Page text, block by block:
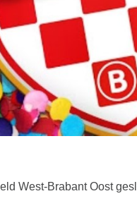
West-Brabant Oost